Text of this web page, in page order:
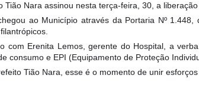
Tião Nara assinou nesta terça-feira, 30, a
ao Município através da Portaria Nº
com Erenita Lemos, gerente do Hospital, a
consumo e EPI (Equipamento de Proteção
Tião Nara, esse é o momento de unir